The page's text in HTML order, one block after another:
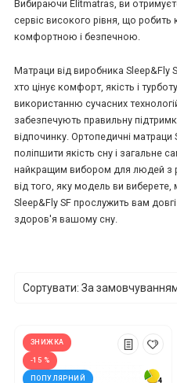
Вибираючи Elitmatras, ви
сервіс високого рівня, що
комфортною і безпечною.
Матраци від виробника Sleep&Fly
хто цінує комфорт, якість і
використанню сучасних
забезпечують правильну
відпочинку. Ортопедичні
поліпшити якість сну і загальне
найкращим вибором для людей з
від того, яку модель ви
Sleep&Fly SF прослужить вам
здоров'я вашому сну.
Сортувати: За
4
ЗНИЖКА
-15 %
ПОПУЛЯРНИЙ 4
*